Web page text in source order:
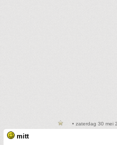
• zaterdag 30 mei
mitt